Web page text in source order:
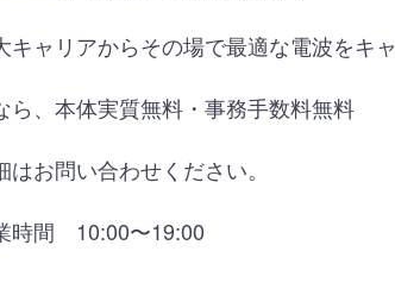
キャリアからその場で最適な電波をキ
ら、本体実質無料・事務手数料無料
はお問い合わせください。
時間 10:00〜19:00